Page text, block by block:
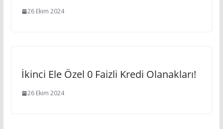
26 Ekim 2024
İkinci Ele Özel 0 Faizli Kredi Olanakları!
26 Ekim 2024